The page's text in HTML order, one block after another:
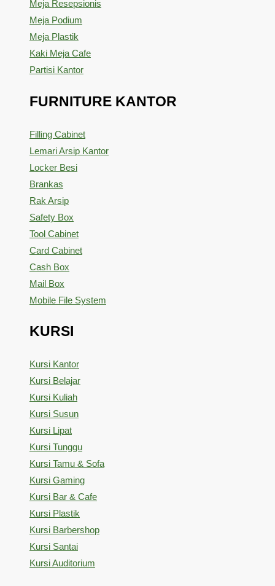
Meja Resepsionis
Meja Podium
Meja Plastik
Kaki Meja Cafe
Partisi Kantor
FURNITURE KANTOR
Filling Cabinet
Lemari Arsip Kantor
Locker Besi
Brankas
Rak Arsip
Safety Box
Tool Cabinet
Card Cabinet
Cash Box
Mail Box
Mobile File System
KURSI
Kursi Kantor
Kursi Belajar
Kursi Kuliah
Kursi Susun
Kursi Lipat
Kursi Tunggu
Kursi Tamu & Sofa
Kursi Gaming
Kursi Bar & Cafe
Kursi Plastik
Kursi Barbershop
Kursi Santai
Kursi Auditorium